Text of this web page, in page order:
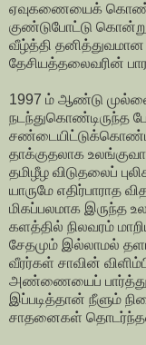
ஏவுகணையைக்
குண்டுபோட்டு
வீழ்த்தி
தேசியத்தலைவரின்
1997 ம் ஆண்டு
நடந்துகொண்டிருந்த
தாக்குதலாக
தமிழீழ விடுதலைப்
யாருமே எதிர்பாராத
மிகப்பலமாக இருந்த
களத்தில் நிலவரம்
சேதமும் இல்லாமல் தளம்
வீரர்கள் சாவின்
அண்ணையைப் பார்த்து
இப்படித்தான் நீளும்
சாதனைகள்